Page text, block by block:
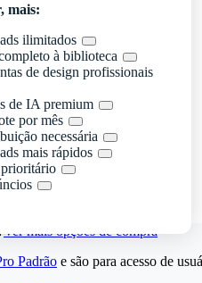
mais:
ilimitados
à biblioteca
de design profissionais
de IA premium
por mês
necessária
mais rápidos
Ver mais opções de compra
Padrão e são para acesso de